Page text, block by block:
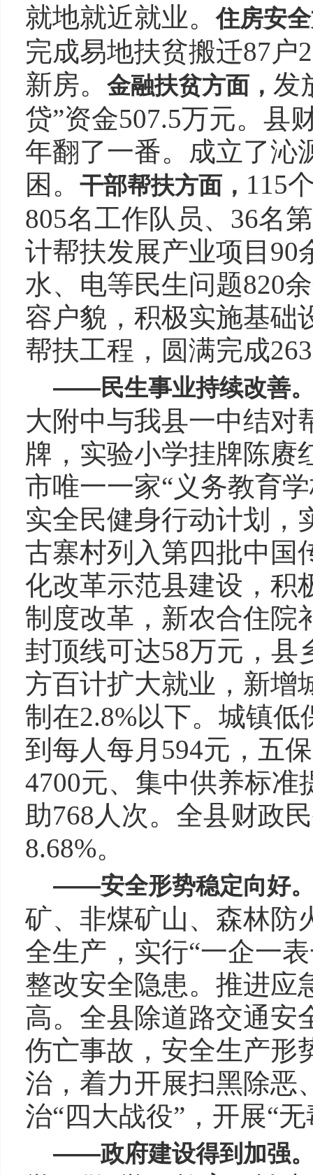
就地就近就业。住房安
完成易地扶贫搬迁87户
新房。 金融扶贫方面， 发
贷”资金507.5万元。县
年翻了一番。成立了沁
困。 干部帮扶方面， 115
805名工作队员、36名
计帮扶发展产业项目90
水、电等民生问题820
容户貌，积极实施基础
帮扶工程，圆满完成
——民生事业持续改善
大附中与我县一中结对
牌，实验小学挂牌陈赓
市唯一一家“义务教育
实全民健身行动计划，
古寨村列入第四批中国
化改革示范县建设，积
制度改革，新农合住院
封顶线可达58万元，县
方百计扩大就业，新增
制在2.8%以下。城镇
到每人每月594元，五
4700元、集中供养标准
助768人次。全县财政
8.68%。
——安全形势稳定向好
矿、非煤矿山、森林防
全生产，实行“一企一
整改安全隐患。推进应
高。全县除道路交通安
伤亡事故，安全生产形
治，着力开展扫黑除恶
治“四大战役”，开展“
——政府建设得到加强